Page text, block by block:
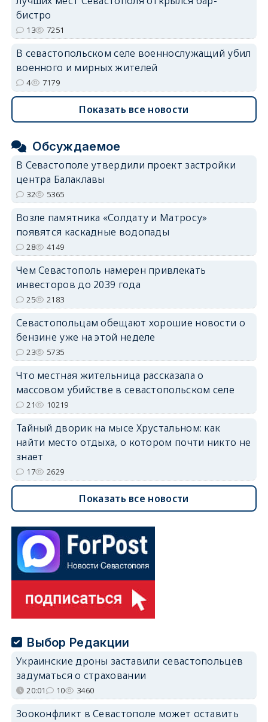
бистро
13 7251
В севастопольском селе военнослужащий убил
военного и мирных жителей
4 7179
Показать все новости
Обсуждаемое
В Севастополе утвердили проект застройки
центра Балаклавы
32 5365
Возле памятника «Солдату и Матросу»
появятся каскадные водопады
28 4149
Чем Севастополь намерен привлекать
инвесторов до 2039 года
25 2183
Севастопольцам обещают хорошие новости о
бензине уже на этой неделе
23 5735
Что местная жительница рассказала о
массовом убийстве в севастопольском селе
21 10219
Тайный дворик на мысе Хрустальном: как
найти место отдыха, о котором почти никто не
знает
17 2629
Показать все новости
Выбор Редакции
Украинские дроны заставили севастопольцев
задуматься о страховании
20:01 10 3460
Зооконфликт в Севастополе может оставить